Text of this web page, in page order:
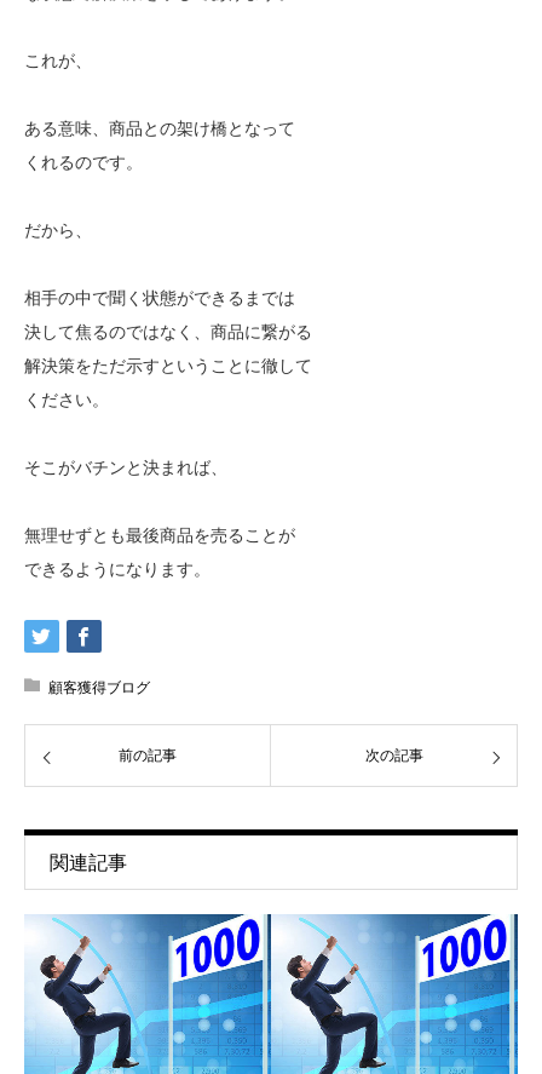
これが、
ある意味、商品との架け橋となって
くれるのです。
だから、
相手の中で聞く状態ができるまでは
決して焦るのではなく、商品に繋がる
解決策をただ示すということに徹して
ください。
そこがバチンと決まれば、
無理せずとも最後商品を売ることが
できるようになります。
顧客獲得ブログ
前の記事 次の記事
関連記事